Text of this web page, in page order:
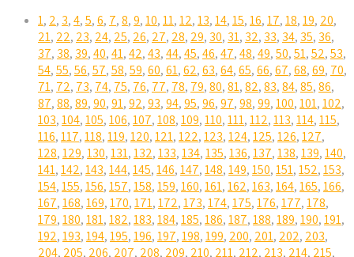
1, 2, 3,4,5,6, 7,8,9,10,11,12,13,14,15,16,17,18,19, 20,
21, 22, 23, 24, 25, 26, 27, 28, 29, 30, 31, 32, 33, 34, 35, 36,
37, 38, 39,40,41,42,43,44,45,46,47,48,49,50,51,52,53,
54,55,56,57,58,59,60,61,62,63,64,65,66,67,68,69, 70,
71, 72, 73, 74, 75, 76, 77, 78, 79,80,81,82,83,84,85,86,
87,88,89,90,91,92,93,94,95,96,97,98,99,100,101,102,
103,104,105,106,107,108,109,110,111,112,113,114,115,
116,117,118,119,120,121,122,123,124,125,126,127,
128,129,130,131,132,133,134,135,136,137,138,139,140,
141,142,143,144,145,146,147,148,149,150,151,152,153,
154,155,156,157,158,159,160,161,162,163,164,165,166,
167,168,169,170,171,172,173,174,175,176,177,178,
179,180,181,182,183,184,185,186,187,188,189,190,191,
192,193,194,195,196,197,198,199, 200, 201, 202, 203,
204, 205, 206, 207, 208, 209, 210, 211, 212, 213, 214, 215,